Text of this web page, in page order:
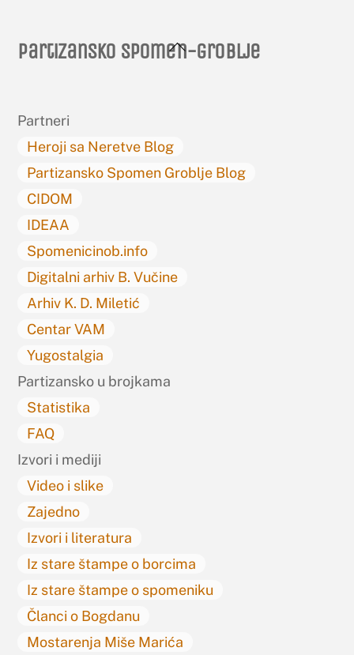
Back
Partizansko spomen-groblje
Partneri
Heroji sa Neretve Blog
Partizansko Spomen Groblje Blog
CIDOM
IDEAA
Spomenicinob.info
Digitalni arhiv B. Vučine
Arhiv K. D. Miletić
Centar VAM
Yugostalgia
Partizansko u brojkama
Statistika
FAQ
Izvori i mediji
Video i slike
Zajedno
Izvori i literatura
Iz stare štampe o borcima
Iz stare štampe o spomeniku
Članci o Bogdanu
Mostarenja Miše Marića